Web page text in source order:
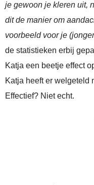
je gewoon je kleren uit,
dit de manier om
voorbeeld voor je
de statistieken erbij
Katja een beetje effect
Katja heeft er welgeteld
Effectief? Niet echt.